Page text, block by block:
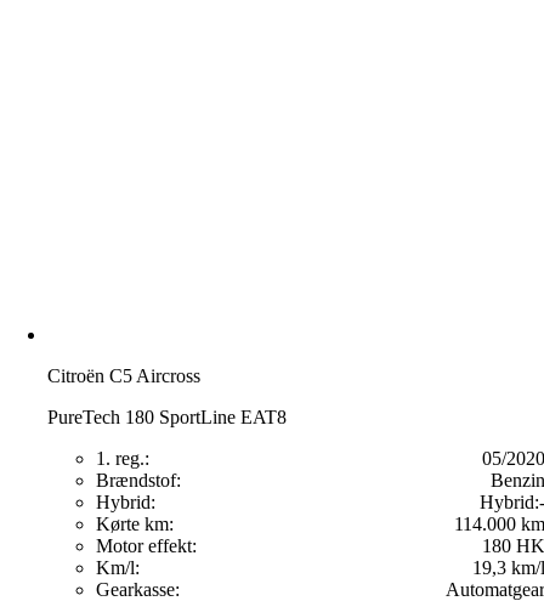
Citroën C5 Aircross
PureTech 180 SportLine EAT8
1. reg.:
05/2020
Brændstof:
Benzin
Hybrid:
Hybrid:-
Kørte km:
114.000 km
Motor effekt:
180 HK
Km/l:
19,3 km/l
Gearkasse:
Automatgear